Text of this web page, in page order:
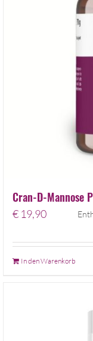
Cran-D-Mannose
€ 19,90
In den Warenkorb